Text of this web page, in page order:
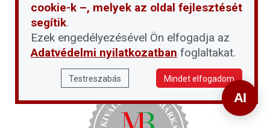
cookie-k –, melyek az oldal fejlesztését
segítik.
Ezek engedélyezésével Ön elfogadja az
Adatvédelmi nyilatkozatban foglaltakat.
Testreszabás Mindet elfogadom